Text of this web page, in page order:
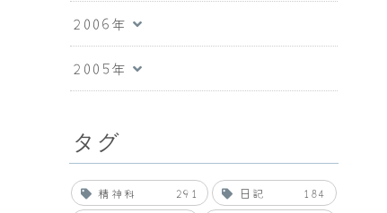
2006年
2005年
タグ
精神科 291 日記
184